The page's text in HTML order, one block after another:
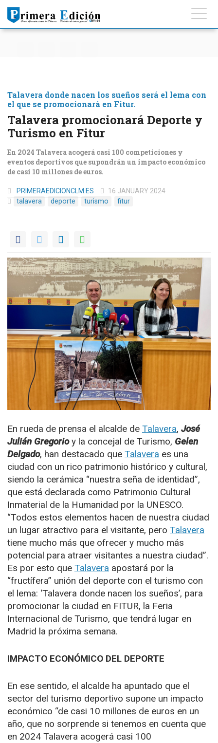
Talavera donde nacen los sueños será el lema con
el que se promocionará en Fitur.
Talavera promocionará Deporte y
Turismo en Fitur
En 2024 Talavera acogerá casi 100 competiciones y
eventos deportivos que supondrán un impacto económico
de casi 10 millones de euros.
PRIMERAEDICIONCLM.ES
16 JANUARY 2024
talavera
deporte turismo fitur
En rueda de prensa el alcalde de Talavera, José
Julián Gregorioy la concejal de Turismo, Gelen
Delgado, han destacado que Talavera es una
ciudad con un rico patrimonio histórico y cultural,
siendo la cerámica “nuestra seña de identidad”,
que está declarada como Patrimonio Cultural
Inmaterial de la Humanidad por la UNESCO.
“Todos estos elementos hacen de nuestra ciudad
un lugar atractivo para el visitante, pero Talavera
tiene mucho más que ofrecer y mucho más
potencial para atraer visitantes a nuestra ciudad”.
Es por esto que Talavera apostará por la
“fructífera” unión del deporte con el turismo con
el lema: ‘Talavera donde nacen los sueños’, para
promocionar la ciudad en FITUR, la Feria
Internacional de Turismo, que tendrá lugar en
Madrid la próxima semana.
IMPACTO ECONÓMICO DEL DEPORTE
En ese sentido, el alcalde ha apuntado que el
sector del turismo deportivo supone un impacto
económico “de casi 10 millones de euros en un
año, que no sorprende si tenemos en cuenta que
en 2024 Talavera acogerá casi 100